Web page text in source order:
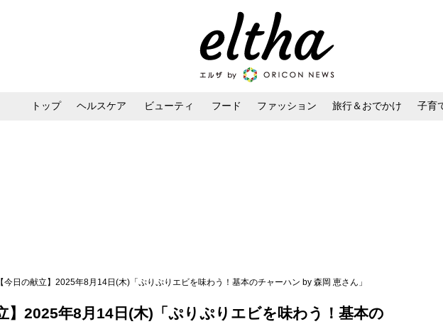
トップ ヘルスケア ビューティ フード ファッション 旅行＆おでかけ 子育
今日の献立】2025年8月14日(木)「ぷりぷりエビを味わう！基本のチャーハン by 森岡 恵さん」
】2025年8月14日(木)「ぷりぷりエビを味わう！基本の